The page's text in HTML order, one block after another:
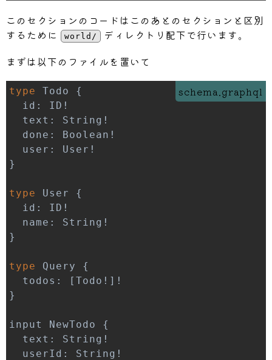
このセクションのコードはこのあとのセクションと区別
するために
world/
ディレクトリ配下で行います。
まずは以下のファイルを置いて
schema.graphql
type Todo {
  id
: ID !
  text
: String !
  done
: Boolean !
  user
: User !
}
type User {
  id
: ID !
  name
: String !
}
type Query {
  todos
: [ Todo ! ] !
}
input NewTodo {
  text
: String !
  userId
: String !